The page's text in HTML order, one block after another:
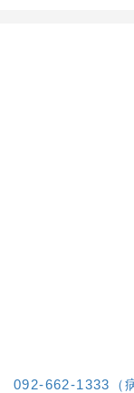
092-662-1333（